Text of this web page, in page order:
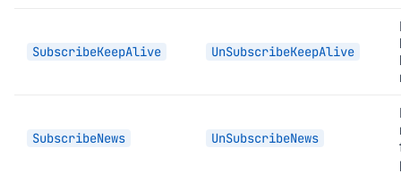
SubscribeKeepAlive UnSubscribeKeepAlive
SubscribeNews UnSubscribeNews